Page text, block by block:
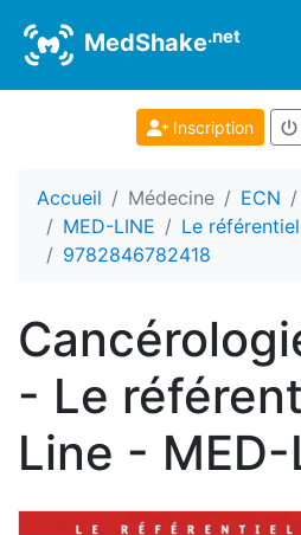
MedShake.net
Inscription
Accueil Médecine ECN
MED-LINE
Le
9782846782418
- Le
Line - MED-